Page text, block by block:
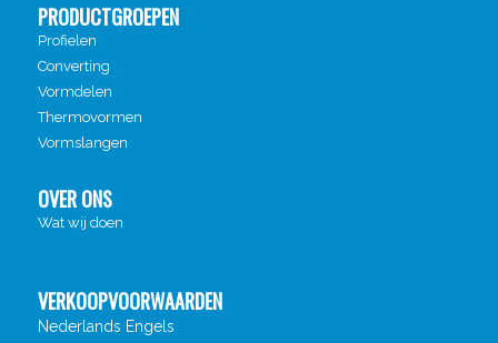
PRODUCTGROEPEN
Profielen
Converting
Vormdelen
Thermovormen
Vormslangen
OVER ONS
Wat wij doen
VERKOOPVOORWAARDEN
Nederlands Engels